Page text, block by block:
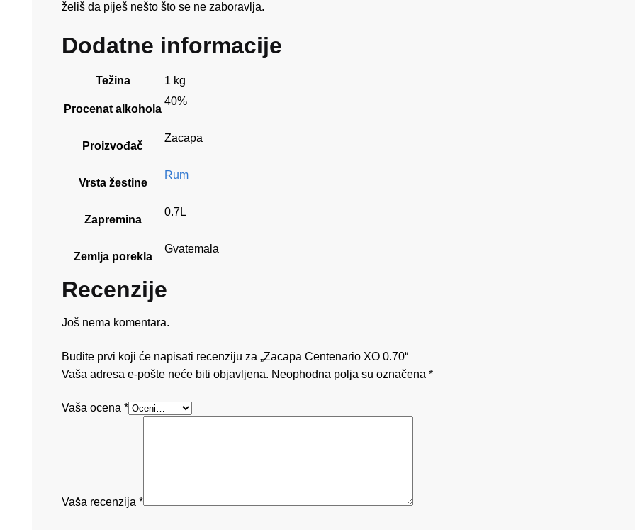
želiš da piješ nešto što se ne zaboravlja.
Dodatne informacije
Težina 1 kg
Procenat alkohola
40%
Proizvođač
Zacapa
Vrsta žestine
Rum
Zapremina
0.7L
Zemlja porekla
Gvatemala
Recenzije
Još nema komentara.
Budite prvi koji će napisati recenziju za „Zacapa Centenario XO 0.70“
Vaša adresa e-pošte neće biti objavljena. Neophodna polja su označena *
Vaša ocena *
Vaša recenzija *